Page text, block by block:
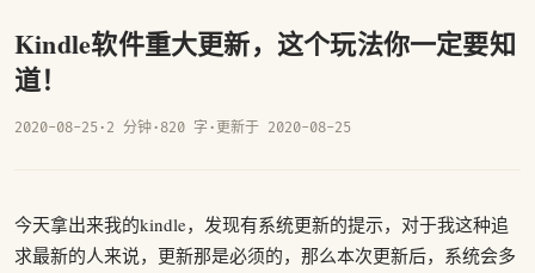
Kindle软件重大更新，这个玩法你一定要知
道！
2020-08-25· 2 分钟· 820 字 · 更新于 2020-08-25
今天拿出来我的kindle，发现有系统更新的提示，对于我这种追
求最新的人来说，更新那是必须的，那么本次更新后，系统会多